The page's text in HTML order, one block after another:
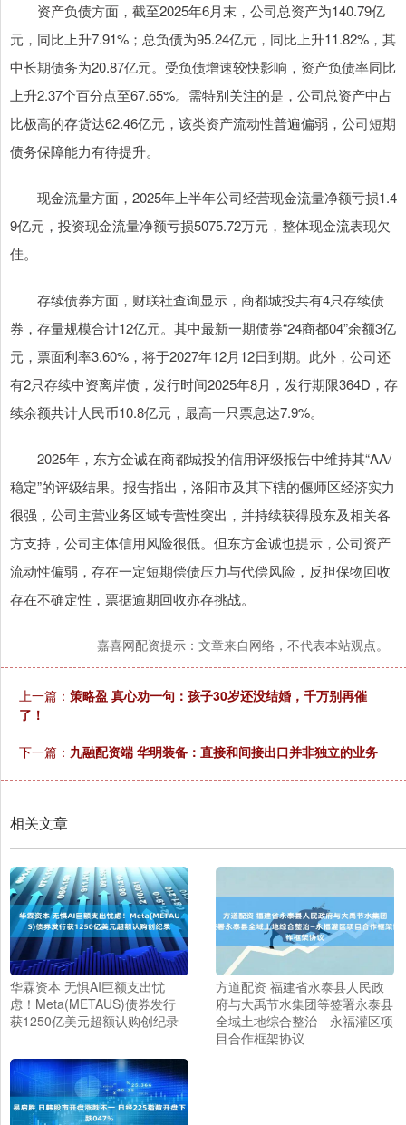
资产负债方面，截至2025年6月末，公司总资产为140.79亿
元，同比上升7.91%；总负债为95.24亿元，同比上升11.82%，其
中长期债务为20.87亿元。受负债增速较快影响，资产负债率同比
上升2.37个百分点至67.65%。需特别关注的是，公司总资产中占
比极高的存货达62.46亿元，该类资产流动性普遍偏弱，公司短期
债务保障能力有待提升。
现金流量方面，2025年上半年公司经营现金流量净额亏损1.4
9亿元，投资现金流量净额亏损5075.72万元，整体现金流表现欠
佳。
存续债券方面，财联社查询显示，商都城投共有4只存续债
券，存量规模合计12亿元。其中最新一期债券“24商都04”余额3亿
元，票面利率3.60%，将于2027年12月12日到期。此外，公司还
有2只存续中资离岸债，发行时间2025年8月，发行期限364D，存
续余额共计人民币10.8亿元，最高一只票息达7.9%。
2025年，东方金诚在商都城投的信用评级报告中维持其“AA/
稳定”的评级结果。报告指出，洛阳市及其下辖的偃师区经济实力
很强，公司主营业务区域专营性突出，并持续获得股东及相关各
方支持，公司主体信用风险很低。但东方金诚也提示，公司资产
流动性偏弱，存在一定短期偿债压力与代偿风险，反担保物回收
存在不确定性，票据逾期回收亦存挑战。
嘉喜网配资提示：文章来自网络，不代表本站观点。
上一篇： 策略盈 真心劝一句：孩子30岁还没结婚，千万别再催
了！
下一篇： 九融配资端 华明装备：直接和间接出口并非独立的业务
相关文章
华霖资本 无惧AI巨额支出忧
虑！Meta(METAUS)债券发行
获1250亿美元超额认购创纪录
方道配资 福建省永泰县人民政
府与大禹节水集团等签署永泰县
全域土地综合整治—永福灌区项
目合作框架协议